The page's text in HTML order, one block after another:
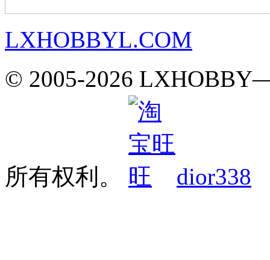
LXHOBBYL.COM
© 2005-2026
所有权利。 dior338